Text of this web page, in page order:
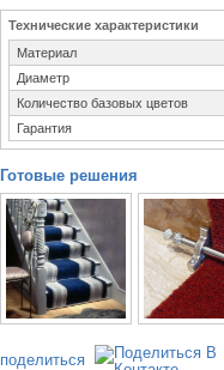
Технические характеристики
Материал
Диаметр
Количество базовых цветов
Гарантия
Готовые решения
поделиться